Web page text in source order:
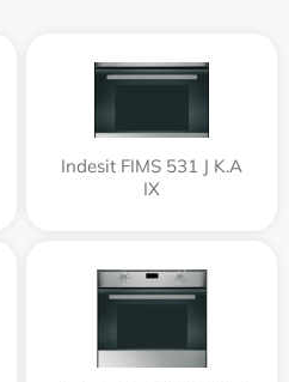
Indesit FIMS 531 J K.A
IX